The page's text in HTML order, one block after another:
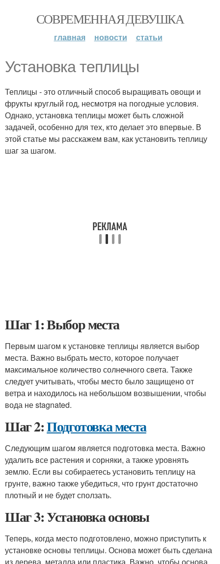
СОВРЕМЕННАЯ ДЕВУШКА
главная новости статьи
Установка теплицы
Теплицы - это отличный способ выращивать овощи и
фрукты круглый год, несмотря на погодные условия.
Однако, установка теплицы может быть сложной
задачей, особенно для тех, кто делает это впервые. В
этой статье мы расскажем вам, как установить теплицу
шаг за шагом.
Шаг 1: Выбор места
Первым шагом к установке теплицы является выбор
места. Важно выбрать место, которое получает
максимальное количество солнечного света. Также
следует учитывать, чтобы место было защищено от
ветра и находилось на небольшом возвышении, чтобы
вода не stagnated.
Шаг 2:Подготовка места
Следующим шагом является подготовка места. Важно
удалить все растения и сорняки, а также уровнять
землю. Если вы собираетесь установить теплицу на
грунте, важно также убедиться, что грунт достаточно
плотный и не будет сползать.
Шаг 3: Установка основы
Теперь, когда место подготовлено, можно приступить к
установке основы теплицы. Основа может быть сделана